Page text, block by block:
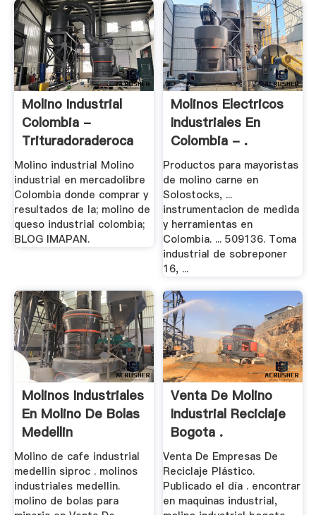
Molino Industrial
Colombia -
Trituradoraderoca
Molino industrial Molino
industrial en mercadolibre
Colombia donde comprar y
resultados de la; molino de
queso industrial colombia;
BLOG IMAPAN.
Molinos Electricos
Industriales En
Colombia - .
Productos para mayoristas
de molino carne en
Solostocks, ...
instrumentacion de medida
y herramientas en
Colombia. ... 509136. Toma
industrial de sobreponer
16, ...
Molinos Industriales
En Molino De Bolas
Medellin
Molino de cafe industrial
medellin siproc . molinos
industriales medellin.
molino de bolas para
Venta De Molino
Industrial Reciclaje
Bogota .
Venta De Empresas De
Reciclaje Plástico.
Publicado el día . encontrar
en maquinas industrial,